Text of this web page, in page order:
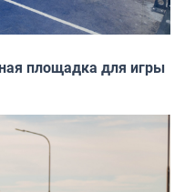
площадка для игры